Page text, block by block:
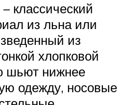
классический
из льна или
из
хлопковой
шьют нижнее
одежду, носовые